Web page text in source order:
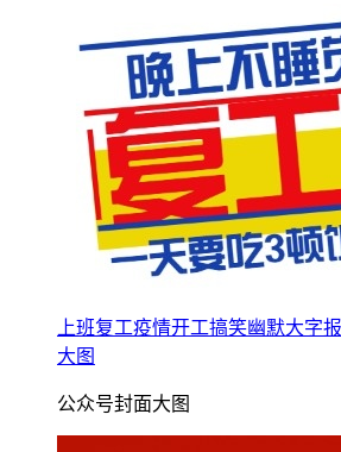
上班复工疫情开工搞笑幽默大字
大图
公众号封面大图